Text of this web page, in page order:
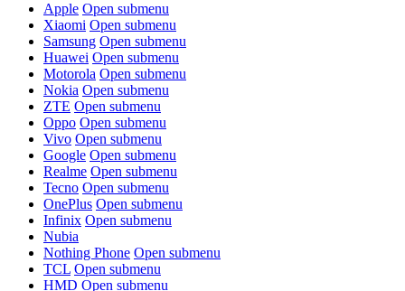
Apple Open submenu
Xiaomi Open submenu
Samsung Open submenu
Huawei Open submenu
Motorola Open submenu
Nokia Open submenu
ZTE Open submenu
Oppo Open submenu
Vivo Open submenu
Google Open submenu
Realme Open submenu
Tecno Open submenu
OnePlus Open submenu
Infinix Open submenu
Nubia
Nothing Phone Open submenu
TCL Open submenu
HMD Open submenu